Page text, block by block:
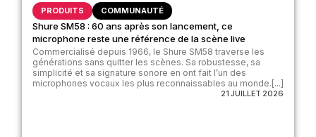
PRODUITS COMMUNAUTÉ
Shure SM58 : 60 ans après son lancement, ce
microphone reste une référence de la scène live
Commercialisé depuis 1966, le Shure SM58 traverse les
générations sans quitter les scènes. Sa robustesse, sa
simplicité et sa signature sonore en ont fait l’un des
microphones vocaux les plus reconnaissables au monde.[...]
21 JUILLET 2026